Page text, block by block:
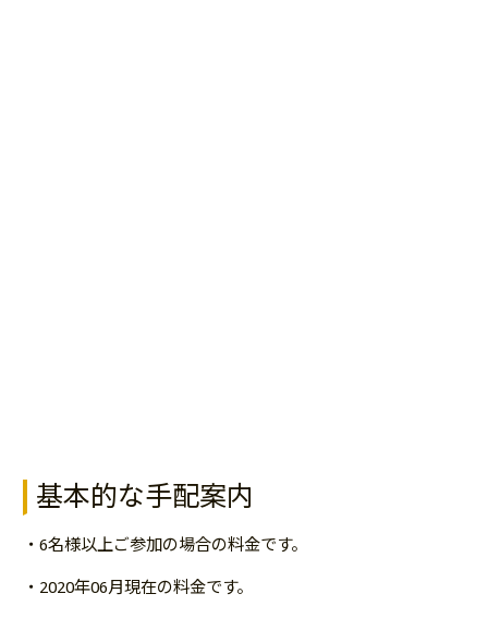
基本的な手配案内
・6名様以上ご参加の場合の料金です。
・2020年06月現在の料金です。